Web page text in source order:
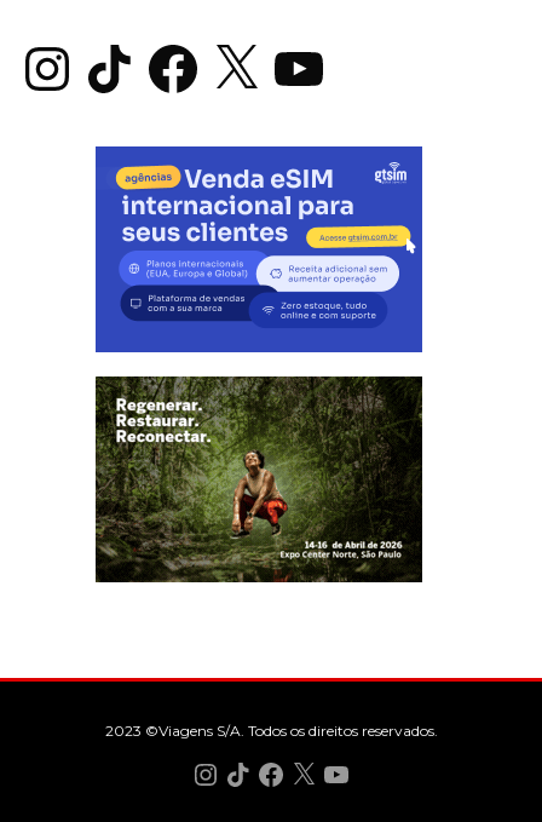
InstagramTikTok Facebook
X YouTube
2023 ©Viagens S/A. Todos os direitos reservados.
Instagram
TikTokFacebook
X YouTube